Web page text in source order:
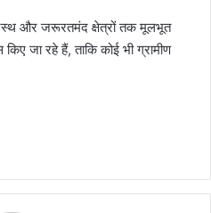
और जरूरतमंद क्षेत्रों तक मूलभूत
जा रहे हैं, ताकि कोई भी ग्रामीण